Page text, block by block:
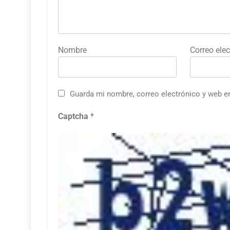
Nombre Correo
Guarda mi nombre, correo electrónico y web
Captcha *